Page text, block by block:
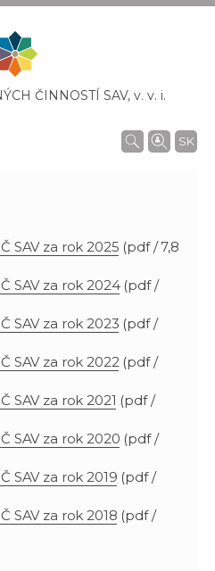
ČINNOSTÍ SAV, v. v. i.
SK
SAV za rok 2025 (pdf / 7,8
SAV za rok 2024(pdf /
SAV za rok 2023 (pdf /
SAV za rok 2022 (pdf /
SAV za rok 2021 (pdf /
SAV za rok 2020 (pdf /
SAV za rok 2019 (pdf /
SAV za rok 2018 (pdf /